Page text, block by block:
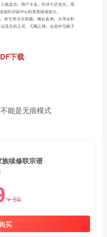
下载
能是无痕模式
续修联宗谱
￥59
买